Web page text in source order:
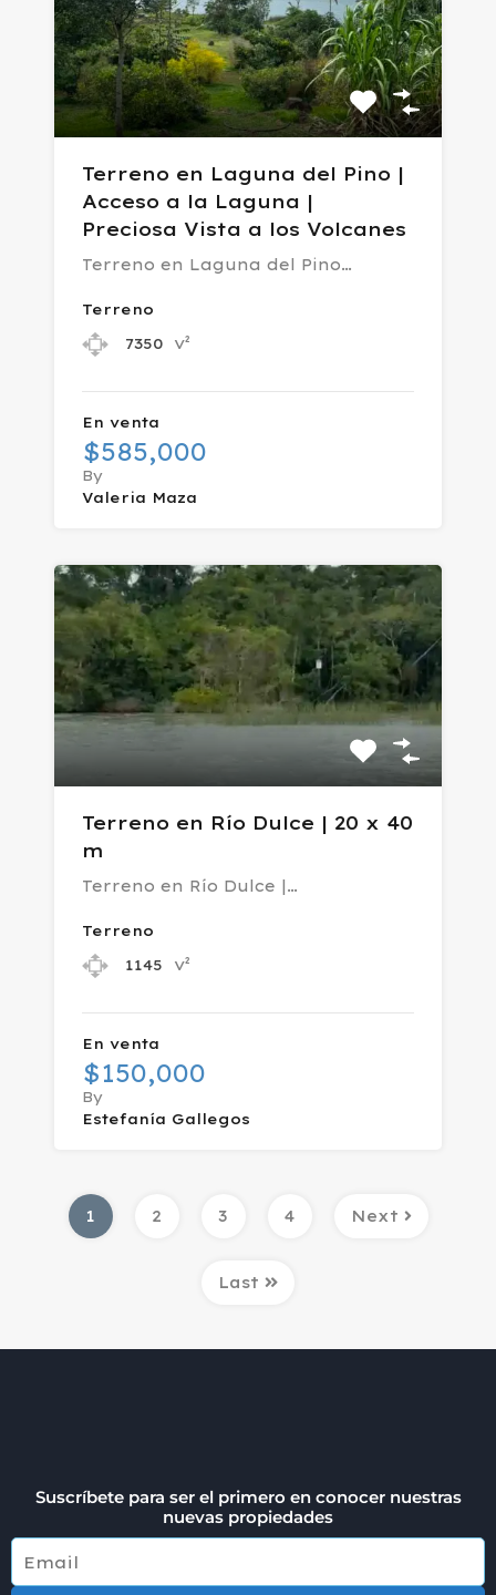
Terreno en Laguna del Pino |
Acceso a la Laguna |
Preciosa Vista a los Volcanes
Terreno en Laguna del Pino…
Terreno
7350
v²
En venta
$585,000
By
Valeria Maza
Terreno en Río Dulce | 20 x 40
m
Terreno en Río Dulce |…
Terreno
1145
v²
En venta
$150,000
By
Estefanía Gallegos
1 2 3 4 Next
Last
Suscríbete para ser el primero en conocer nuestras
nuevas propiedades